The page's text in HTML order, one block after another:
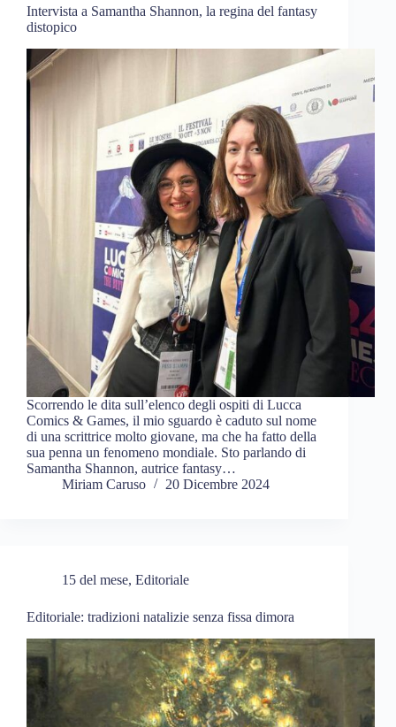
Intervista a Samantha Shannon, la regina del fantasy
distopico
Scorrendo le dita sull’elenco degli ospiti di Lucca
Comics & Games, il mio sguardo è caduto sul nome
di una scrittrice molto giovane, ma che ha fatto della
sua penna un fenomeno mondiale. Sto parlando di
Samantha Shannon, autrice fantasy…
Miriam Caruso
20 Dicembre 2024
15 del mese, Editoriale
Editoriale: tradizioni natalizie senza fissa dimora